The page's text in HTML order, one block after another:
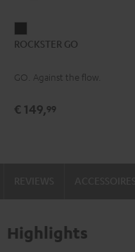
GO
ROCKSTER GO
GO. Against the flow.
€ 149,99
Highlights